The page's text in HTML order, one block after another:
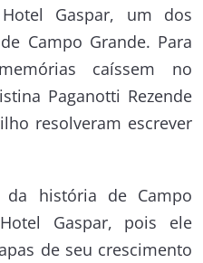
Gaspar, um dos
Campo Grande. Para
caíssem no
Paganotti Rezende
resolveram escrever
história de Campo
Gaspar, pois ele
de seu crescimento